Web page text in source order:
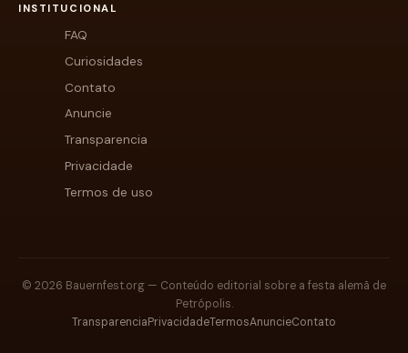
INSTITUCIONAL
FAQ
Curiosidades
Contato
Anuncie
Transparencia
Privacidade
Termos de uso
© 2026 Bauernfest.org — Conteúdo editorial sobre a festa alemã de
Petrópolis.
TransparenciaPrivacidadeTermosAnuncieContato